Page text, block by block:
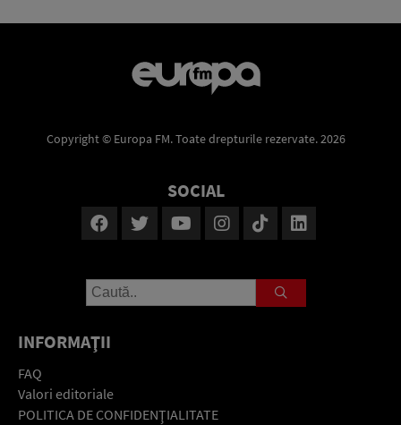
Copyright © Europa FM. Toate drepturile rezervate. 2026
SOCIAL
INFORMAŢII
FAQ
Valori editoriale
POLITICA DE CONFIDENŢIALITATE